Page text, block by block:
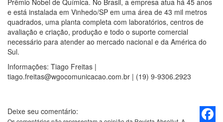
Prêmio Nobel de Química. No Brasil, a empresa atua há 45 anos
e está instalada em Vinhedo/SP em uma área de 43 mil metros
quadrados, uma planta completa com laboratórios, centros de
avaliação e criação, produção e todo o suporte comercial
necessário para atender ao mercado nacional e da América do
Sul.
Informações: Tiago Freitas |
tiago.freitas@wgocomunicacao.com.br | (19) 9-9306.2923
Deixe seu comentário: